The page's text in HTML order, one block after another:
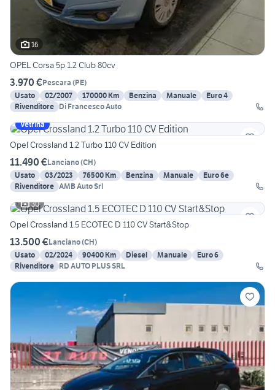
16
OPEL Corsa 5p 1.2 Club 80cv
3.970 €Pescara (PE)
Usato
02/2007 170000 Km Benzina Manuale
Euro 4
Rivenditore Di Francesco Auto
Vetrina
Opel Crossland 1.2 Turbo 110 CV Edition
11.490 €Lanciano(CH)
Usato
03/2023 76500 Km Benzina Manuale
Euro 6e
Rivenditore AMB Auto Srl
30
Opel Crossland 1.5 ECOTEC D 110 CV Start&Stop
13.500 €Lanciano(CH)
Usato
02/2024 90400 Km Diesel Manuale
Euro 6
Rivenditore RD AUTO PLUS SRL